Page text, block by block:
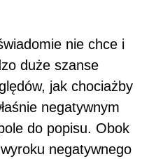
nie chce i
duże szanse
jak chociażby
negatywnym
do popisu. Obok
negatywnego